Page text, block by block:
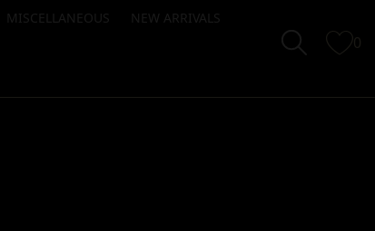
MISCELLANEOUS NEW ARRIVALS
0